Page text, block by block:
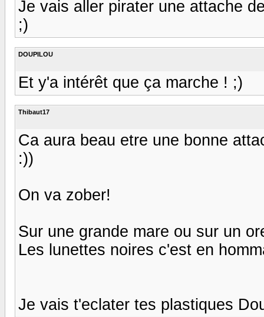
Je vais aller pirater une attache
;)
DOUPILOU
Et y'a intérêt que ça marche ! ;)
Thibaut17
Ca aura beau etre une bonne
:))
On va zober!
Sur une grande mare ou sur un
Les lunettes noires c'est en
Je vais t'eclater tes plastiques